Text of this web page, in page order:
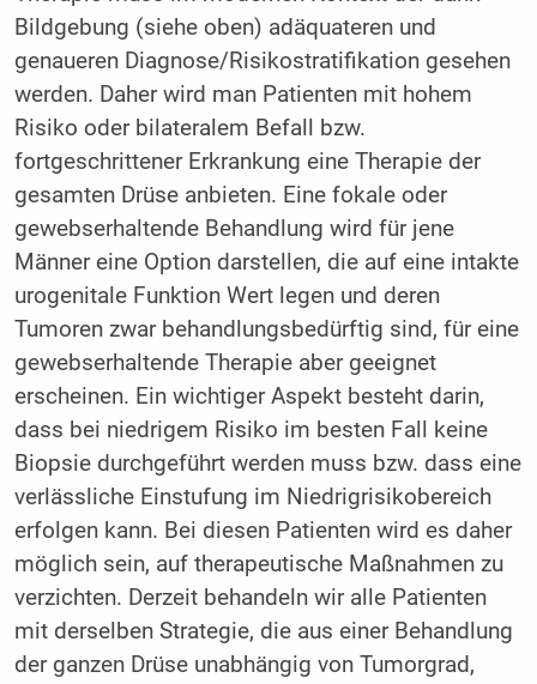
Bildgebung (siehe oben) adäquateren und
genaueren Diagnose/Risikostratifikation gesehen
werden. Daher wird man Patienten mit hohem
Risiko oder bilateralem Befall bzw.
fortgeschrittener Erkrankung eine Therapie der
gesamten Drüse anbieten. Eine fokale oder
gewebserhaltende Behandlung wird für jene
Männer eine Option darstellen, die auf eine intakte
urogenitale Funktion Wert legen und deren
Tumoren zwar behandlungsbedürftig sind, für eine
gewebserhaltende Therapie aber geeignet
erscheinen. Ein wichtiger Aspekt besteht darin,
dass bei niedrigem Risiko im besten Fall keine
Biopsie durchgeführt werden muss bzw. dass eine
verlässliche Einstufung im Niedrigrisikobereich
erfolgen kann. Bei diesen Patienten wird es daher
möglich sein, auf therapeutische Maßnahmen zu
verzichten. Derzeit behandeln wir alle Patienten
mit derselben Strategie, die aus einer Behandlung
der ganzen Drüse unabhängig von Tumorgrad,